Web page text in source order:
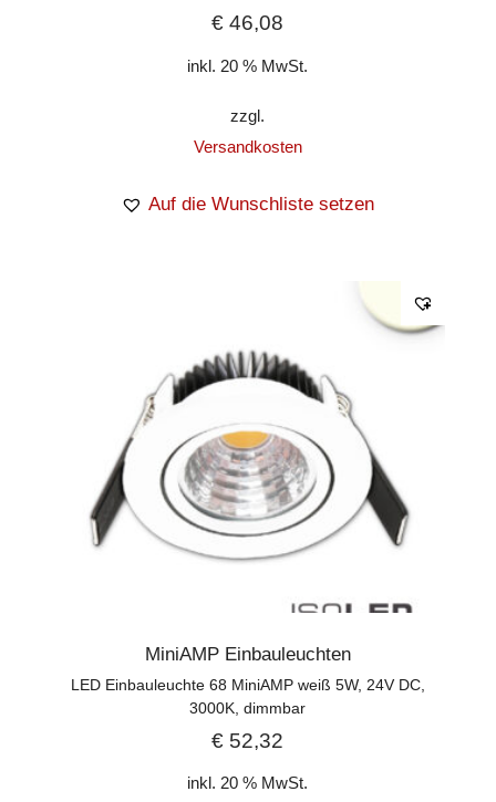
€ 46,08
inkl. 20 % MwSt.
zzgl.
Versandkosten
Auf die Wunschliste setzen
MiniAMP Einbauleuchten
LED Einbauleuchte 68 MiniAMP weiß 5W, 24V DC,
3000K, dimmbar
€ 52,32
inkl. 20 % MwSt.